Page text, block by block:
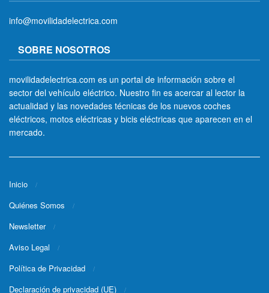
info@movilidadelectrica.com
SOBRE NOSOTROS
movilidadelectrica.com es un portal de información sobre el
sector del vehículo eléctrico. Nuestro fin es acercar al lector la
actualidad y las novedades técnicas de los nuevos coches
eléctricos, motos eléctricas y bicis eléctricas que aparecen en el
mercado.
Inicio
Quiénes Somos
Newsletter
Aviso Legal
Política de Privacidad
Declaración de privacidad (UE)